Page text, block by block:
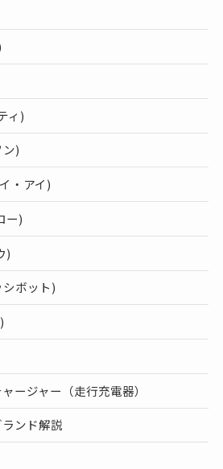
ィ)
)
・アイ)
ー)
)
シボット)
ージャー（走行充電器）
ンド解説